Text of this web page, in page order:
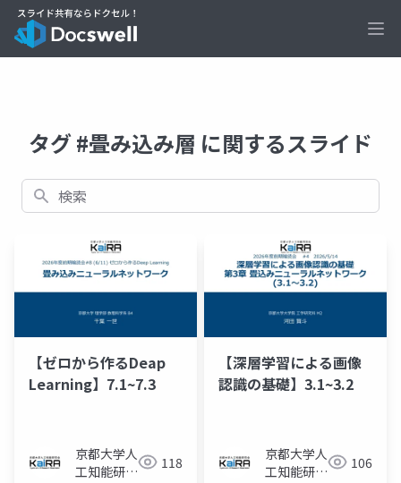
タグ #畳み込み層 に関するスライド
検索
【ゼロから作るDeap
Learning】7.1~7.3
京都大学人
工知能研究
118
【深層学習による画像
認識の基礎】3.1~3.2
京都大学人
工知能研究
106